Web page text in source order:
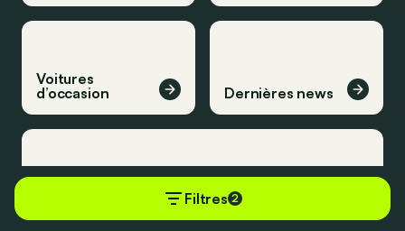
Filtres 2
Voitures
d’occasion
Dernières news